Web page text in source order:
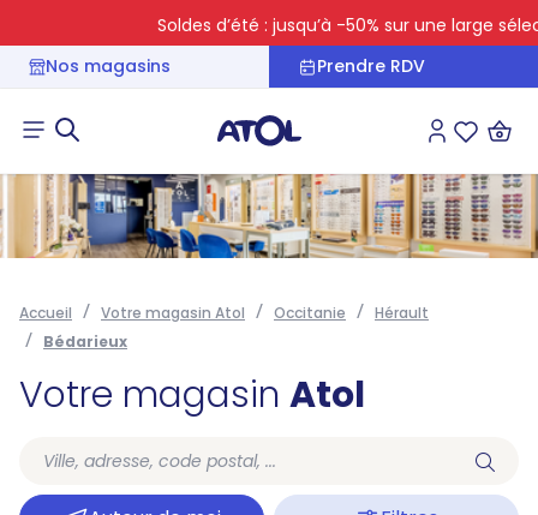
Soldes d’été : jusqu’à -50% sur une large
Nos magasins
Prendre RDV
Connexion
Accueil Votre magasin Atol Occitanie
Hérault
Bédarieux
Votre magasin Atol